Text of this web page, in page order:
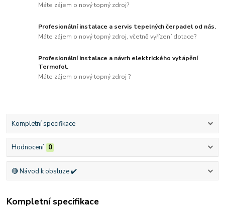
Máte zájem o nový topný zdroj?
Profesionální instalace a servis tepelných čerpadel od nás.
Máte zájem o nový topný zdroj, včetně vyřízení dotace?
Profesionální instalace a návrh elektrického vytápění
Termofol.
Máte zájem o nový topný zdroj ?
Kompletní specifikace
Hodnocení 0
🔴 Návod k obsluze ✔️
Kompletní specifikace